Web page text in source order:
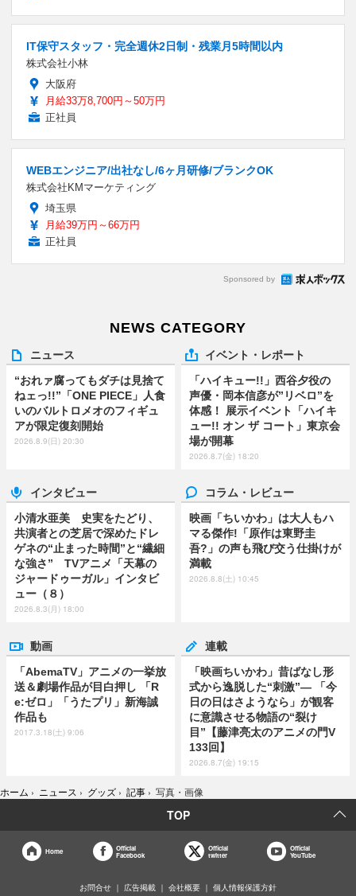
IT保守スタッフ・完全週休2日制・残業月5時間以内
株式会社小林
大阪府
月給33万8,700円～50万円
正社員
WEBエンジニア/出社なし/6ヶ月研修/ブランクOK
株式会社KMマーケティング
埼玉県
月給39万円～66万円
正社員
Sponsored by
NEWS CATEGORY
ニュース
“おれァ腐ってもダチは見捨て
ねェっ!!”「ONE PIECE」人食
いのバルトロメオのフィギュ
アが限定復刻開始
2026.8.9(日) 20:30
イベント・レポート
「ハイキュー!!」西谷夕役の
声優・岡本信彦が”リベロ”を
体感！ 展示イベント「ハイキ
ュー!! オン ザ コート」東京会
場が開幕
2026.8.7(金) 18:20
インタビュー
小清水亜美 史実をたどり、
共演者との芝居で深めたドレ
ゲネの“止まった時間”と“繊細
な強さ” TVアニメ「天幕の
ジャードゥーガル」インタビ
ュー（８）
2026.8.3(月) 18:00
コラム・レビュー
映画「ちいかわ」は大人もハ
マる傑作!「原作は東野圭
吾?」の声も飛び交う仕掛けが
満載
2026.8.8(土) 10:45
動画
「AbemaTV」アニメの一挙放
送＆劇場作品が目白押し 「R
e:ゼロ」「うたプリ」新海誠
作品も
2017.3.18(土) 9:06
連載
「映画ちいかわ」昔ばなし形
式から逸脱した“刺激”― 「今
日の日はさようなら」が観客
に意識させる物語の“裂け
目”【藤津亮太のアニメの門V
133回】
2026.8.7(金) 19:15
ホーム › ニュース › グッズ › 記事 › 写真・画像
TOP
Home
Official
Facebook
Official
twitter
Official
YouTube
お問合せ 広告掲載 会社概要 個人情報保護方針